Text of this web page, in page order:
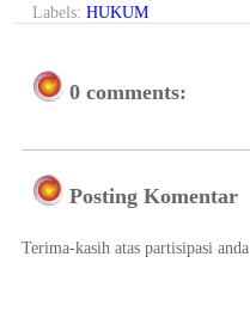
Labels: HUKUM
0 comments:
Posting Komentar
Terima-kasih atas partisipasi anda